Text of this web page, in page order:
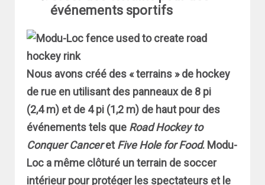
événements sportifs
Nous avons créé des « terrains » de hockey
de rue en utilisant des panneaux de 8 pi
(2,4 m) et de 4 pi (1,2 m) de haut pour des
événements tels que Road Hockey to
Conquer CanceretFive Hole for Food. Modu-
Loc a même clôturé un terrain de soccer
intérieur pour protéger les spectateurs et le